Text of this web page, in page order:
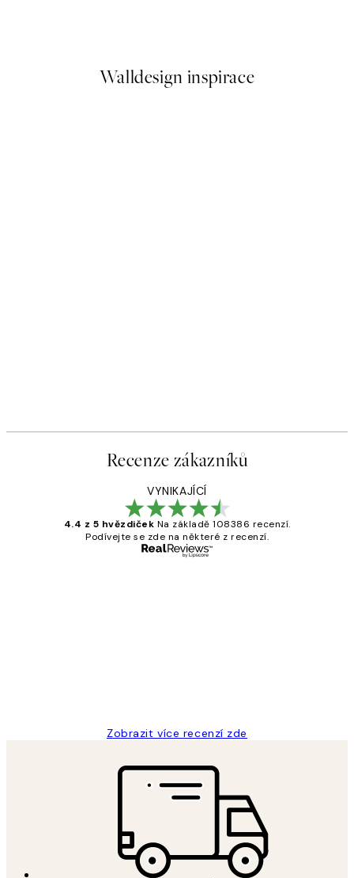
Walldesign inspirace
Recenze zákazníků
VYNIKAJÍCÍ
4.4 z 5 hvězdiček Na základě 108386 recenzí.
Podívejte se zde na některé z recenzí.
Zobrazit více recenzí zde